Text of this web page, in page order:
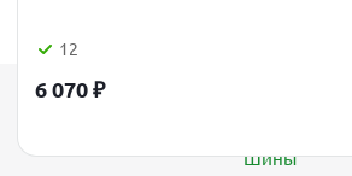
12
6 070₽
Шины